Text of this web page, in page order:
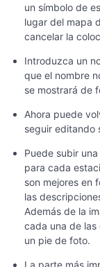
un símbolo de
lugar del mapa
cancelar la
Introduzca un
que el nombre
se mostrará de
Ahora puede
seguir editando
Puede subir una
para cada
son mejores en
las
Además de la
cada una de
un pie de foto.
La parte más